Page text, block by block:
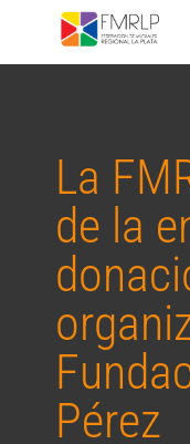
La
de la
Pérez